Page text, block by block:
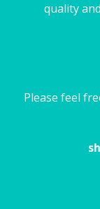
quality
Please feel